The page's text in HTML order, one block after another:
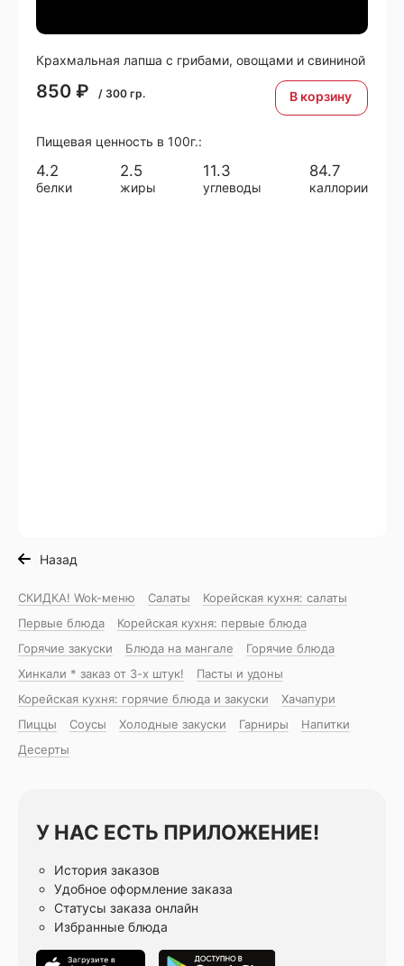
Крахмальная лапша с грибами, овощами и свининой
850 ₽ / 300 гр. В корзину
Пищевая ценность в 100г.:
4.2
белки
2.5
жиры
11.3
углеводы
84.7
каллории
Назад
СКИДКА! Wok-меню Салаты
Корейская кухня: салаты
Первые блюда
Корейская кухня: первые блюда
Горячие закуски
Блюда на мангале
Горячие блюда
Хинкали * заказ от 3-х штук!
Пасты и удоны
Корейская кухня: горячие блюда и закуски
Хачапури
Пиццы
Соусы Холодные закуски Гарниры
Напитки
Десерты
У НАС ЕСТЬ ПРИЛОЖЕНИЕ!
История заказов
Удобное оформление заказа
Статусы заказа онлайн
Избранные блюда